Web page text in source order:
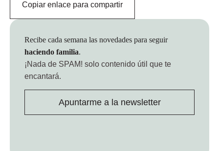
Copiar enlace para compartir
Recibe cada semana las novedades para seguir
haciendo familia.
¡Nada de SPAM! solo contenido útil que te
encantará.
Apuntarme a la newsletter